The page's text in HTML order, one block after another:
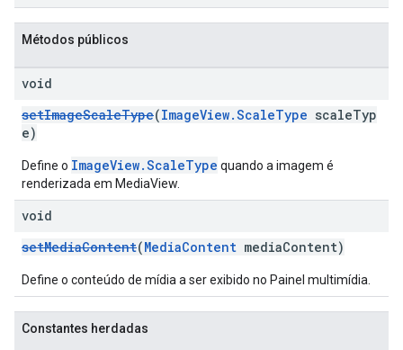
Métodos públicos
void
setImageScaleType(ImageView.ScaleType scaleTyp
e)
Define o ImageView.ScaleType quando a imagem é
renderizada em MediaView.
void
setMediaContent(MediaContent mediaContent)
Define o conteúdo de mídia a ser exibido no Painel multimídia.
Constantes herdadas